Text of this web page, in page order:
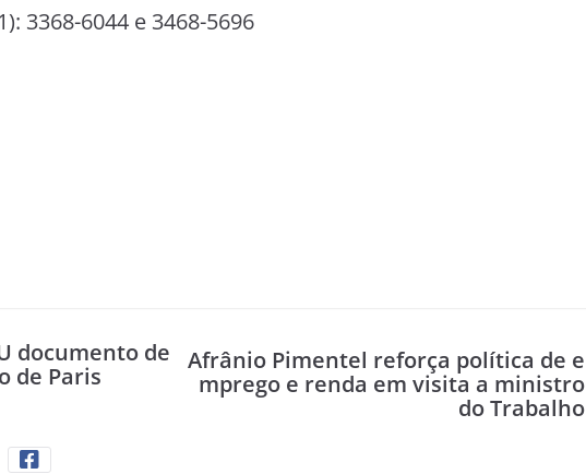
3368-6044 e 3468-5696
documento de
de Paris
Afrânio Pimentel reforça política de e
mprego e renda em visita a ministro
do Trabalho